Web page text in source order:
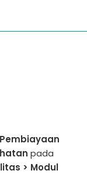
Pembiayaan
pada
> Modul